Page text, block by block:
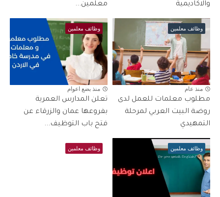
والاكاديمية
معلمين...
وظائف معلمين
منذ عام
مطلوب معلمات للعمل لدى
روضة البيت العربي لمرحلة
التمهيدي
وظائف معلمين
منذ بضع اعوام
تعلن المدارس العمرية
بفروعها عمان والزرقاء عن
فتح باب التوظيف...
وظائف معلمين وظائف معلمين